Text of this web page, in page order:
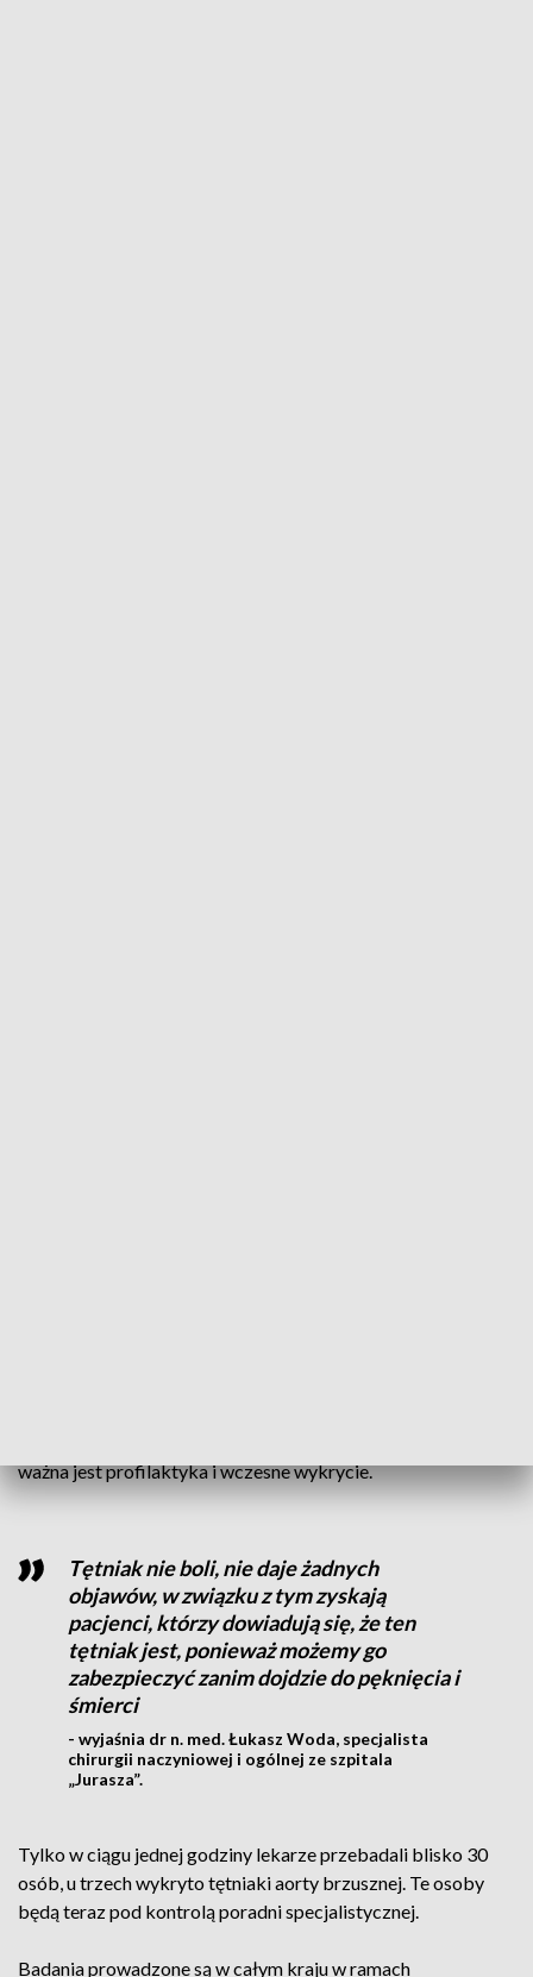
ważna jest profilaktyka i wczesne wykrycie.
Tętniak nie boli, nie daje żadnych
objawów, w związku z tym zyskają
pacjenci, którzy dowiadują się, że ten
tętniak jest, ponieważ możemy go
zabezpieczyć zanim dojdzie do pęknięcia i
śmierci
- wyjaśnia dr n. med. Łukasz Woda, specjalista
chirurgii naczyniowej i ogólnej ze szpitala
„Jurasza”.
Tylko w ciągu jednej godziny lekarze przebadali blisko 30
osób, u trzech wykryto tętniaki aorty brzusznej. Te osoby
będą teraz pod kontrolą poradni specjalistycznej.
Badania prowadzone są w całym kraju w ramach